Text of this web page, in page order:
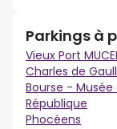
Parkings à
Vieux Port
Charles de
Bourse - Musée
République
Phocéens